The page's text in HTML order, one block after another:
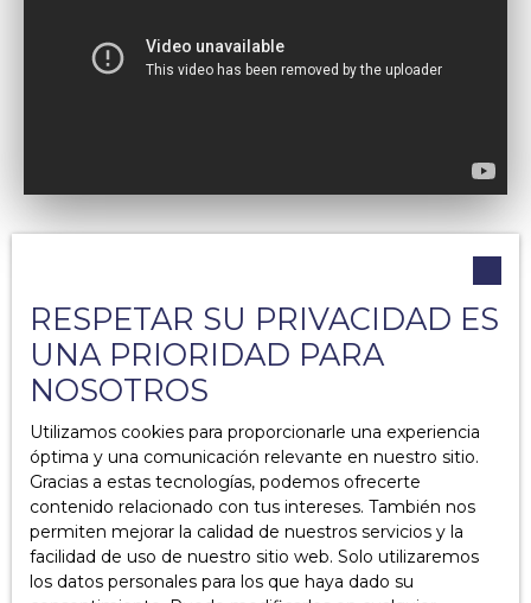
Ce qu’il faut retenir :
El inquilino está obligado a pagar todos los
alquileres hasta el final de su contrato de alquiler y
en los términos acordados. Por lo tanto, incluso si
el inquilino siente que la vivienda no cumple y
RESPETAR SU PRIVACIDAD ES
UNA PRIORIDAD PARA
NOSOTROS
Utilizamos cookies para proporcionarle una experiencia
óptima y una comunicación relevante en nuestro sitio.
Gracias a estas tecnologías, podemos ofrecerte
contenido relacionado con tus intereses. También nos
permiten mejorar la calidad de nuestros servicios y la
facilidad de uso de nuestro sitio web. Solo utilizaremos
los datos personales para los que haya dado su